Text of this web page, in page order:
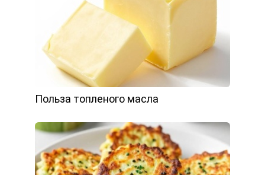
Польза топленого масла